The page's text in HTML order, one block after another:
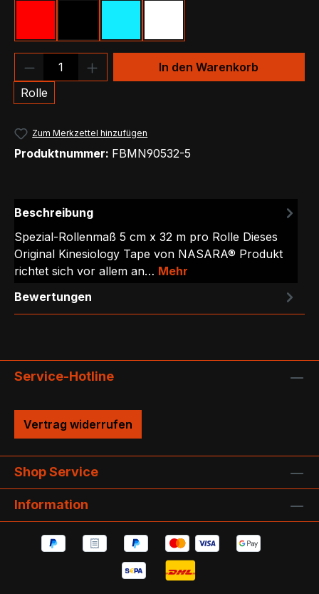
Produkt Anzahl: Gib den
Rolle
In den Warenkorb
Zum Merkzettel hinzufügen
Produktnummer: FBMN90532-5
Beschreibung
Spezial-Rollenmaß 5 cm x 32 m pro Rolle Dieses
Original Kinesiology Tape von NASARA® Produkt
richtet sich vor allem an… Mehr
Bewertungen
Service-Hotline
Vertrag widerrufen
Shop Service
Information